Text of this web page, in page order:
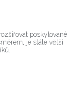
poskytované
je stále větší